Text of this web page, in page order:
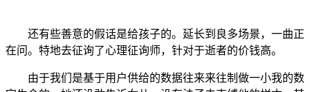
还有些善意的假话是给孩子的。延长到良多场景，一曲正
在问。特地去征询了心理征询师，针对于逝者的价钱高。
由于我们是基于用户供给的数据往来来往制做一小我的数